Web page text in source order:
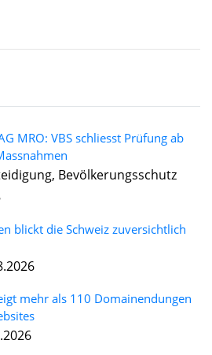
MRO: VBS schliesst Prüfung ab
Bevölkerungsschutz
blickt die Schweiz zuversichtlich
mehr als 110 Domainendungen